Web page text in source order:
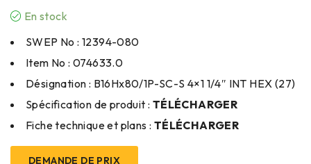
En stock
SWEP No : 12394-080
Item No : 074633.0
Désignation : B16Hx80/1P-SC-S 4×1 1/4″ INT HEX (27)
Spécification de produit : TÉLÉCHARGER
Fiche technique et plans : TÉLÉCHARGER
DEMANDE DE PRIX